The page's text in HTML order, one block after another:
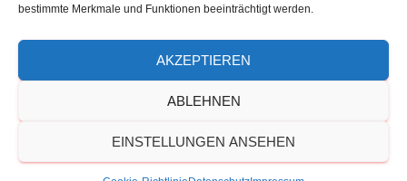
bestimmte Merkmale und Funktionen beeinträchtigt werden.
AKZEPTIEREN
ABLEHNEN
EINSTELLUNGEN ANSEHEN
Hestia | Entwickelt vonThemeIsle